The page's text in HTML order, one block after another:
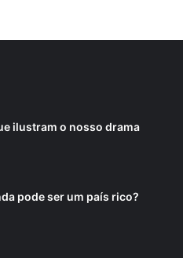
ilustram o nosso drama
pode ser um país rico?